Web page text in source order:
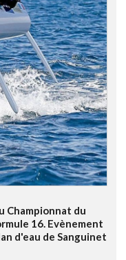
Championnat du
16. Evènement
d'eau de Sanguinet